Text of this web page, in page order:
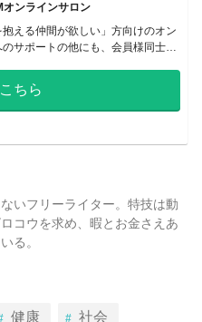
オンラインサロン
える仲間が欲しい」方向けのオン
サポートの他にも、会員様同士が
ちら
いフリーライター。特技は動
コウを求め、暇とお金さえあ
る。
健康 社会